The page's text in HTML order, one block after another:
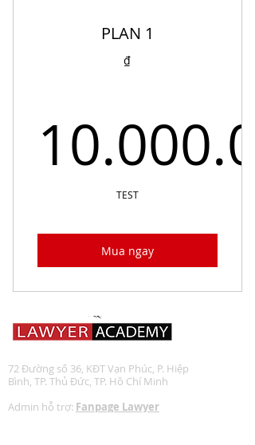
PLAN 1
₫
TEST
Mua ngay
72 Đường số 36, KĐT Vạn Phúc, P. Hiệp
Bình, ​ TP. Thủ Đức, TP. Hồ Chí Minh
Admin hỗ trợ: Fanpage Lawyer